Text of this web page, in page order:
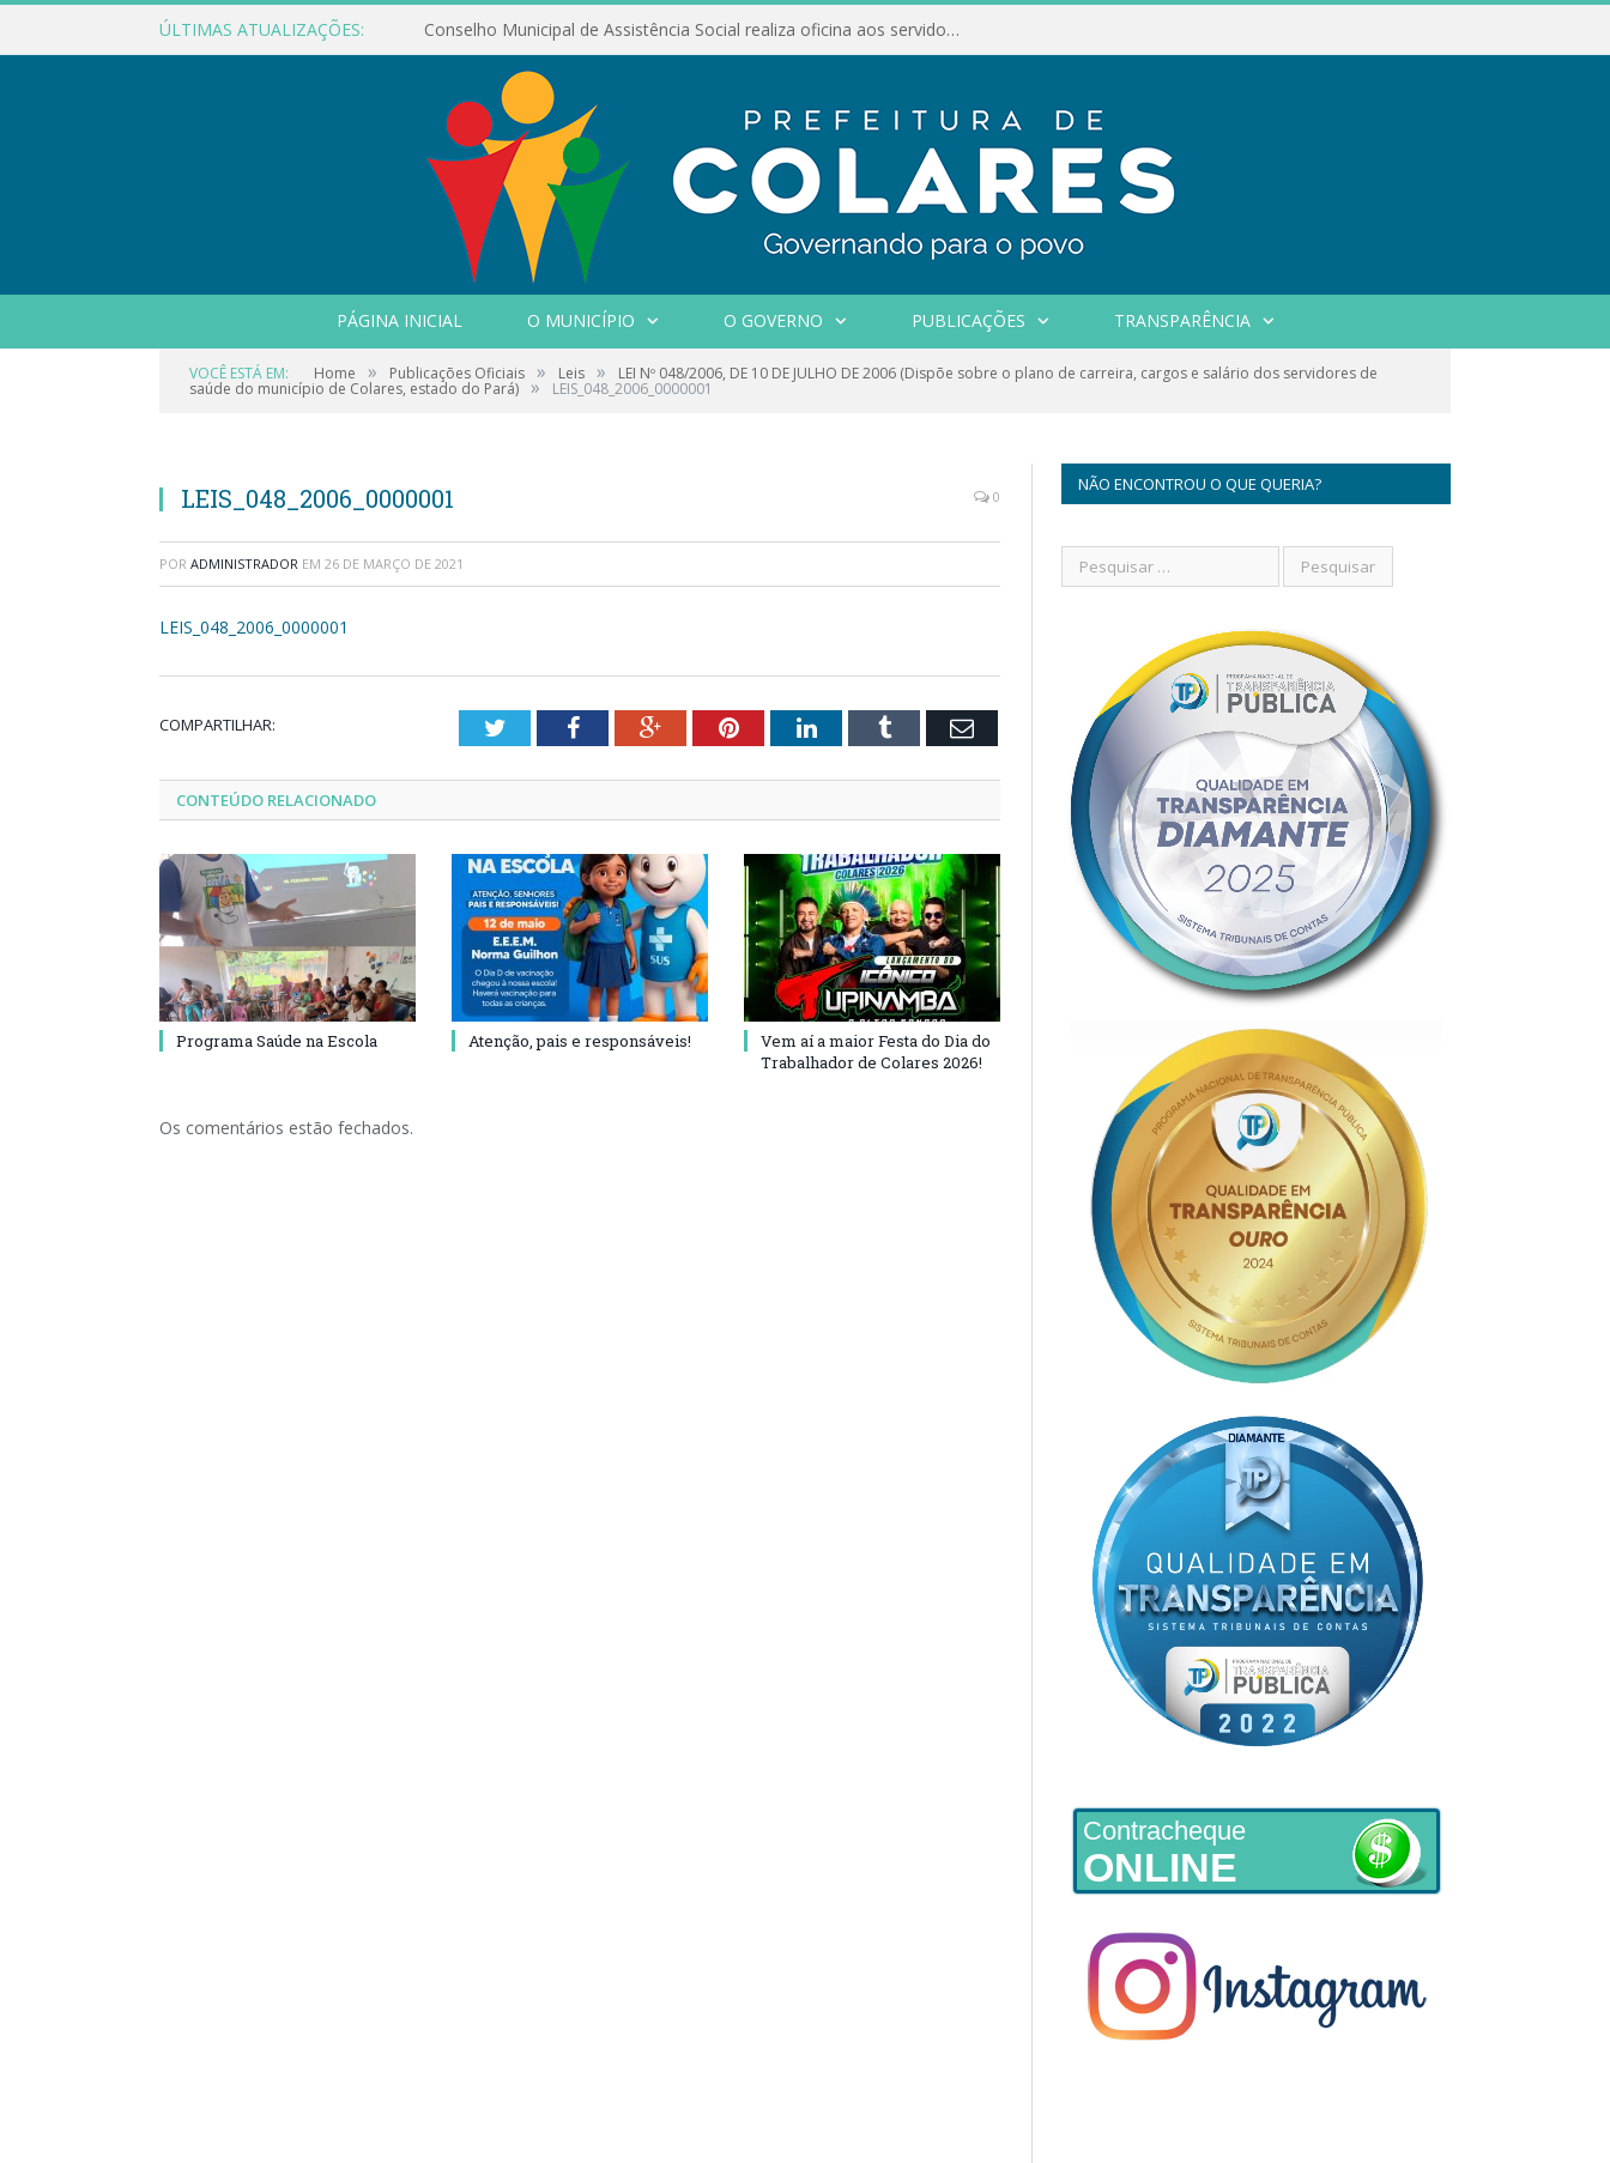
ÚLTIMAS ATUALIZAÇÕES: Conselho Municipal de Assistência Social realiza oficina aos servidores
PÁGINA INICIAL O MUNICÍPIO O GOVERNO PUBLICAÇÕES TRANSPARÊNCIA
VOCÊ ESTÁ EM: Home » Publicações Oficiais » Leis » LEI Nº 048/2006, DE 10 DE JULHO DE 2006 (Dispõe sobre o plano de carreira, cargos e salário dos servidores de
saúde do município de Colares, estado do Pará) » LEIS_048_2006_0000001
LEIS_048_2006_0000001 0
POR ADMINISTRADOR EM 26 DE MARÇO DE 2021
LEIS_048_2006_0000001
COMPARTILHAR: TwitterFacebookGoogle+PinterestLinkedInTumblr Email
CONTEÚDO RELACIONADO
Programa Saúde na Escola Atenção, pais e responsáveis!
Vem aí a maior Festa do Dia do
Trabalhador de Colares 2026!
Os comentários estão fechados.
NÃO ENCONTROU O QUE QUERIA?
Contracheque
ONLINE